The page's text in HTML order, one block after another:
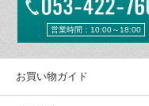
営業時間：10:00～18:00
お買い物ガイド